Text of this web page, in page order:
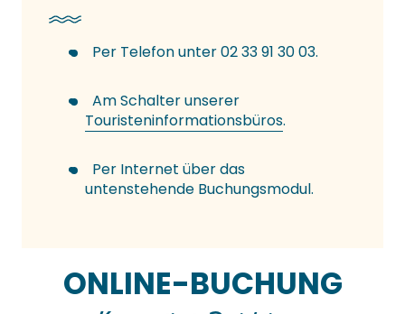
Per Telefon unter 02 33 91 30 03.
Am Schalter unserer
Touristeninformationsbüros.
Per Internet über das
untenstehende Buchungsmodul.
ONLINE-BUCHUNG